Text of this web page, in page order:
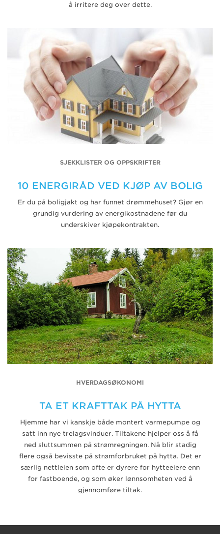
å irritere deg over dette.
SJEKKLISTER OG OPPSKRIFTER
10 ENERGIRÅD VED KJØP AV BOLIG
Er du på boligjakt og har funnet drømmehuset? Gjør en
grundig vurdering av energikostnadene før du
underskiver kjøpekontrakten.
HVERDAGSØKONOMI
TA ET KRAFTTAK PÅ HYTTA
Hjemme har vi kanskje både montert varmepumpe og
satt inn nye trelagsvinduer. Tiltakene hjelper oss å få
ned sluttsummen på strømregningen. Nå blir stadig
flere også bevisste på strømforbruket på hytta. Det er
særlig nettleien som ofte er dyrere for hytteeiere enn
for fastboende, og som øker lønnsomheten ved å
gjennomføre tiltak.